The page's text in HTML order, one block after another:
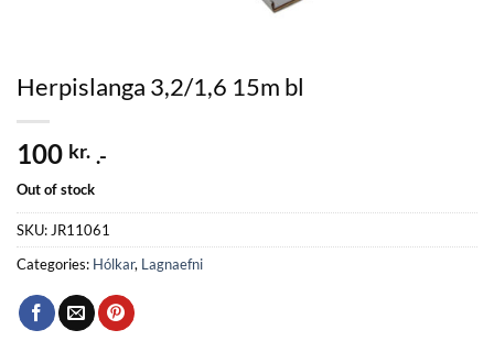
Herpislanga 3,2/1,6 15m bl
100 kr. .-
Out of stock
SKU: JR11061
Categories: Hólkar, Lagnaefni